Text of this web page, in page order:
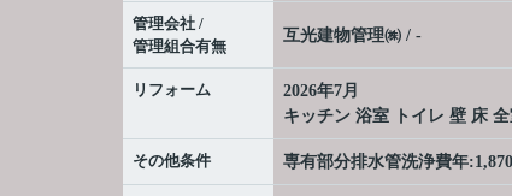
管理会社 /
管理組合有無
互光建物管理㈱ / -
リフォーム
2026年7月
キッチン 浴室 トイレ 壁 床
その他条件 専有部分排水管洗浄費年